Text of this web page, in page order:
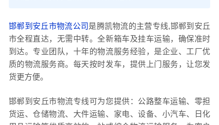
邯郸到安丘市物流公司 是腾凯物流的主营专线,邯郸到安丘
市全程直达，无需中转。全新箱车及挂车运输，确保准时
到达。专业团队，十年的物流服务经验，是企业、工厂优
质的物流服务商。每天按时发车，提供上门服务，让您发
货更方便。
邯郸到安丘市物流专线可为您提供：公路整车运输、零担
货运、仓储物流、大件运输、家电、设备、小汽车、日化